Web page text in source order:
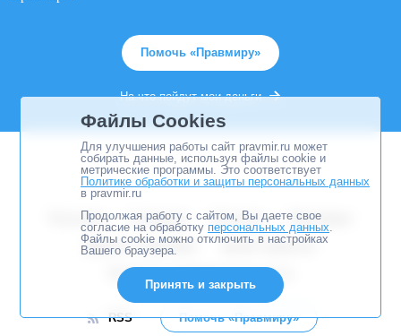
Помочь «Правмиру»
На что пойдут мои деньги
Рассылка О портале Контакты Партнёрам
Друзья и партнёры Архив сервисов
Политика конфиденциальности
RSS Помочь «Правмиру»
Файлы Cookies
Для улучшения работы сайт pravmir.ru может
собирать данные, используя файлы cookie и
метрические программы. Это соответствует
Политике обработки и защиты персональных данных
в pravmir.ru
Продолжая работу с сайтом, Вы даете свое
согласие на обработку персональных данных.
Файлы cookie можно отключить в настройках
Вашего браузера.
Принять и закрыть